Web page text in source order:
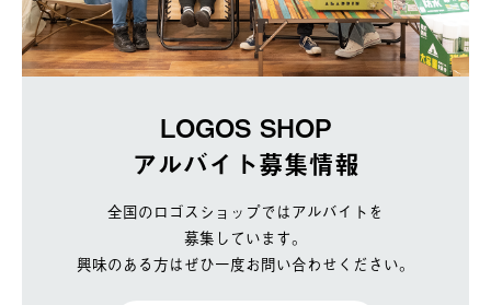
LOGOS SHOP
アルバイト募集情報
全国のロゴスショップではアルバイトを
募集しています。
興味のある方はぜひ一度お問い合わせください。